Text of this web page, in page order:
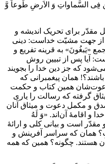
فِى السَّماواتِ وَ الاَرضِ طَوعاً وَّ
مقدّر براى تحریک انديشه و
از جهت مشيّت خداست: دينى
«يَبغُونَ» به قرينه تفريع و
آيا پس از تبيين روش
كه جز دين خدا را بجويند
همان پيغمبرانى كه
دعوت‌شان همين كتاب و حكمت
گرفته كه رسالت را يارى
و مكمل دعوت و ميثاق آنان
و اقامۀ آن‌اند. «وَ لَهُ
مقدّر است و بيانى كلى و ارائۀ
همان كه سراسر آفرينش و
هستند. چگونه؟ همين كه همه